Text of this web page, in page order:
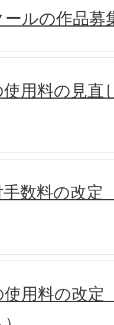
ルの作品募
用料の見直
数料の改定
用料の改定